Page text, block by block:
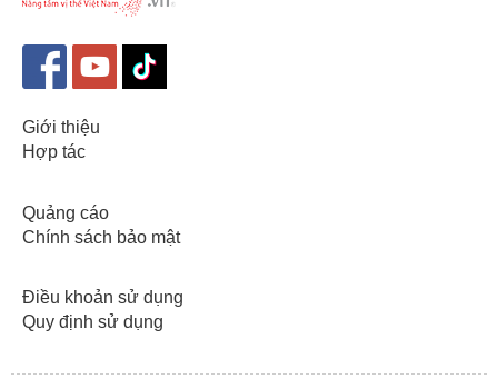
Giới thiệu
Hợp tác
Quảng cáo
Chính sách bảo mật
Điều khoản sử dụng
Quy định sử dụng